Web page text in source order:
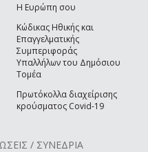
Η Ευρώπη σου
Κώδικας Ηθικής και
Επαγγελματικής
Συμπεριφοράς
Υπαλλήλων του Δημόσιου
Τομέα
Πρωτόκολλα διαχείρισης
κρούσματος Covid-19
/ ΣΥΝΕΔΡΙΑ